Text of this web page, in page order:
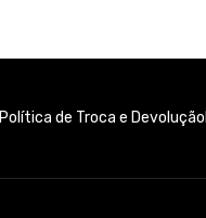
Política de Troca e Devolução